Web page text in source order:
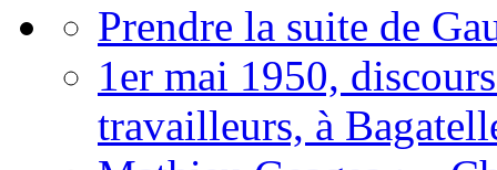
Prendre la suite de
1er mai 1950,
travailleurs, à